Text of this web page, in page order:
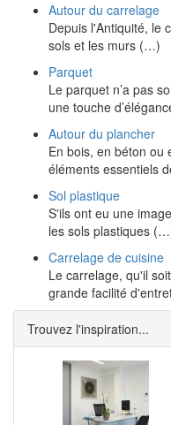
Autour du carrelage
Depuis l'Antiquité, le
sols et les murs (…)
Parquet
Le parquet n’a pas
une touche
Autour du plancher
En bois, en béton ou
éléments essentiels
Sol plastique
S'ils ont eu une
les sols plastiques
Carrelage de cuisine
Le carrelage, qu'il
grande facilité
Trouvez l'inspiration...